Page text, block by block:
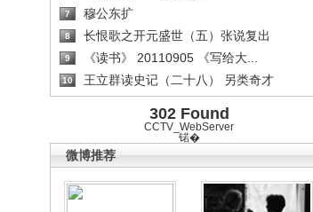
7 穆公东扩
8 长恨歌之开元盛世（五）张说复出
9 《读书》 20110905 《写给大...
10 王立群读史记（二十八） 另类奇才
302 Found
CCTV_WebServer
锘�
微博推荐